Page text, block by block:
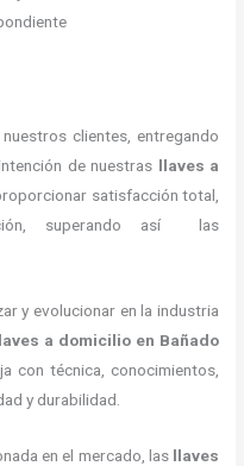
clientes, entregando
de nuestras llaves a
satisfacción total,
superando así las
y evolucionar en la industria
a domicilioen Bañado
con técnica, conocimientos,
y durabilidad.
en el mercado, las llaves